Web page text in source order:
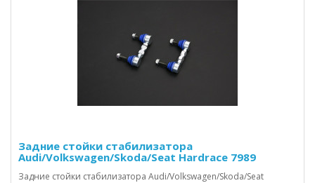
Задние стойки стабилизатора
Audi/Volkswagen/Skoda/Seat Hardrace 7989
Задние стойки стабилизатора Audi/Volkswagen/Skoda/Seat